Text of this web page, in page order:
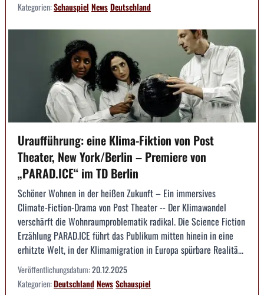
Kategorien:Schauspiel NewsDeutschland
Uraufführung: eine Klima-Fiktion von Post
Theater, New York/Berlin – Premiere von
„PARAD.ICE“ im TD Berlin
Schöner Wohnen in der heißen Zukunft – Ein immersives
Climate-Fiction-Drama von Post Theater -- Der Klimawandel
verschärft die Wohnraumproblematik radikal. Die Science Fiction
Erzählung PARAD.ICE führt das Publikum mitten hinein in eine
erhitzte Welt, in der Klimamigration in Europa spürbare Realitä...
Veröffentlichungsdatum:20.12.2025
Kategorien:DeutschlandNewsSchauspiel